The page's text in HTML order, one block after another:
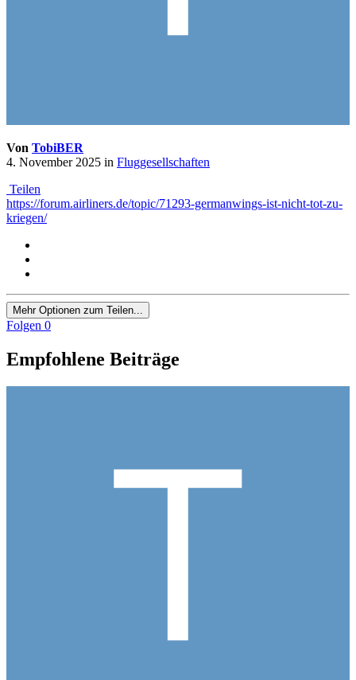
Von TobiBER
4. November 2025 in Fluggesellschaften
Teilen
https://forum.airliners.de/topic/71293-germanwings-ist-nicht-tot-zu-
kriegen/
Mehr Optionen zum Teilen...
Folgen 0
Empfohlene Beiträge